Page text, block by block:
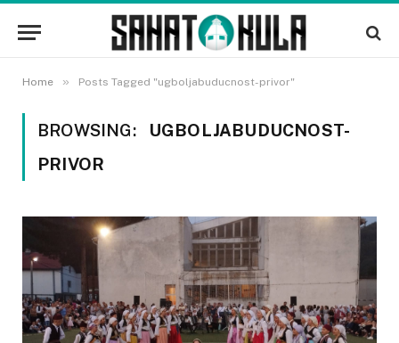
Home » Posts Tagged "ugboljabuducnost-privor"
BROWSING:
UGBOLJABUDUCNOST-
PRIVOR